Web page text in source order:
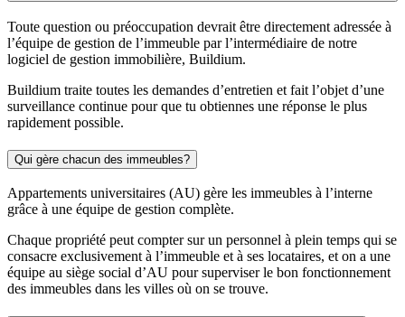
Toute question ou préoccupation devrait être directement adressée à
l’équipe de gestion de l’immeuble par l’intermédiaire de notre
logiciel de gestion immobilière, Buildium.
Buildium traite toutes les demandes d’entretien et fait l’objet d’une
surveillance continue pour que tu obtiennes une réponse le plus
rapidement possible.
Qui gère chacun des immeubles?
Appartements universitaires (AU) gère les immeubles à l’interne
grâce à une équipe de gestion complète.
Chaque propriété peut compter sur un personnel à plein temps qui se
consacre exclusivement à l’immeuble et à ses locataires, et on a une
équipe au siège social d’AU pour superviser le bon fonctionnement
des immeubles dans les villes où on se trouve.